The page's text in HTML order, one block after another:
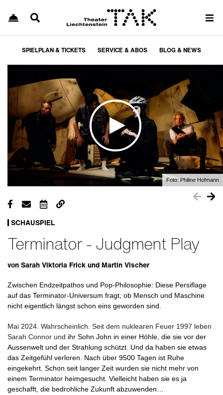
SPIELPLAN & TICKETS SERVICE & ABOS BLOG & NEWS
Foto: Philine Hofmann
SCHAUSPIEL
Terminator - Judgment Play
von Sarah Viktoria Frick und Martin Vischer
Zwischen Endzeitpathos und Pop-Philosophie: Diese Persiflage
auf das Terminator-Universum fragt, ob Mensch und Maschine
nicht eigentlich längst schon eins geworden sind.
Mai 2024. Wahrscheinlich. Seit dem nuklearen Feuer 1997 leben
Sarah Connor und ihr Sohn John in einer Höhle, die sie vor der
Aussenwelt und der Strahlung schützt. Und da haben sie etwas
das Zeitgefühl verloren. Nach über 9500 Tagen ist Ruhe
eingekehrt. Schon seit langer Zeit wurden sie nicht mehr von
einem Terminator heimgesucht. Vielleicht haben sie es ja
geschafft, die bedrohliche Zukunft abzuwenden…